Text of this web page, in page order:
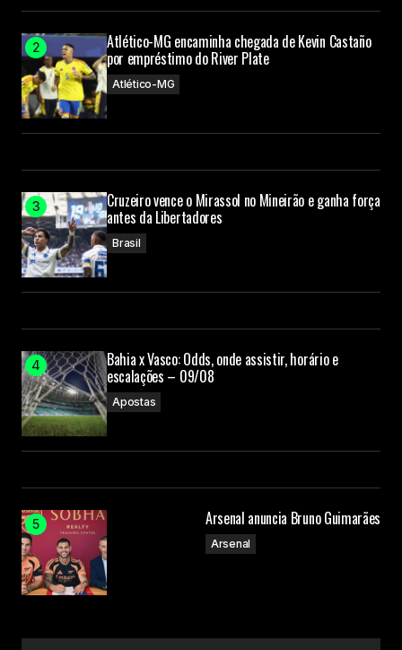
Atlético-MG encaminha chegada de Kevin Castaño
por empréstimo do River Plate
Atlético-MG
Cruzeiro vence o Mirassol no Mineirão e ganha força
antes da Libertadores
Brasil
Bahia x Vasco: Odds, onde assistir, horário e
escalações – 09/08
Apostas
Arsenal anuncia Bruno Guimarães
Arsenal